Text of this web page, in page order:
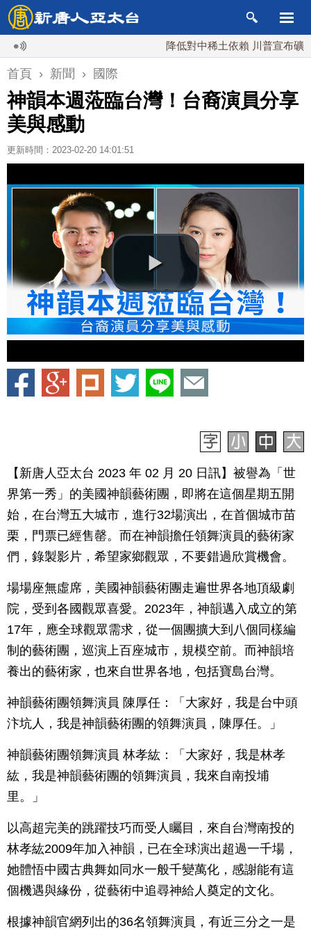
降低對中稀土依賴 川普宣布礦業投資
首頁 › 新聞 › 國際
神韻本週蒞臨台灣！台裔演員分享
美與感動
更新時間：2023-02-20 14:01:51
【新唐人亞太台 2023 年 02 月 20 日訊】被譽為「世
界第一秀」的美國神韻藝術團，即將在這個星期五開
始，在台灣五大城市，進行32場演出，在首個城市苗
栗，門票已經售罄。而在神韻擔任領舞演員的藝術家
們，錄製影片，希望家鄉觀眾，不要錯過欣賞機會。
場場座無虛席，美國神韻藝術團走遍世界各地頂級劇
院，受到各國觀眾喜愛。2023年，神韻邁入成立的第
17年，應全球觀眾需求，從一個團擴大到八個同樣編
制的藝術團，巡演上百座城市，規模空前。而神韻培
養出的藝術家，也來自世界各地，包括寶島台灣。
神韻藝術團領舞演員 陳厚任：「大家好，我是台中頭
汴坑人，我是神韻藝術團的領舞演員，陳厚任。」
神韻藝術團領舞演員 林孝紘：「大家好，我是林孝
紘，我是神韻藝術團的領舞演員，我來自南投埔
里。」
以高超完美的跳躍技巧而受人矚目，來自台灣南投的
林孝紘2009年加入神韻，已在全球演出超過一千場，
她體悟中國古典舞如同水一般千變萬化，感謝能有這
個機遇與緣份，從藝術中追尋神給人奠定的文化。
根據神韻官網列出的36名領舞演員，有近三分之一是